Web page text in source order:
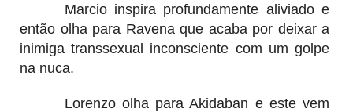
Marcio inspira profundamente aliviado e
então olha para Ravena que acaba por deixar a
inimiga transsexual inconsciente com um golpe
na nuca.
Lorenzo olha para Akidaban e este vem